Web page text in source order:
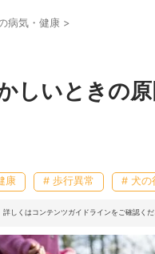
アイテム
アイテム
ド
病気・健康 >
しいときの
康 # 歩行異常 # 犬の
しくはコンテンツガイドラインをご確認くだ